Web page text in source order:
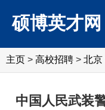
硕博英才网
主页 > 高校招聘 > 北京
中国人民武装